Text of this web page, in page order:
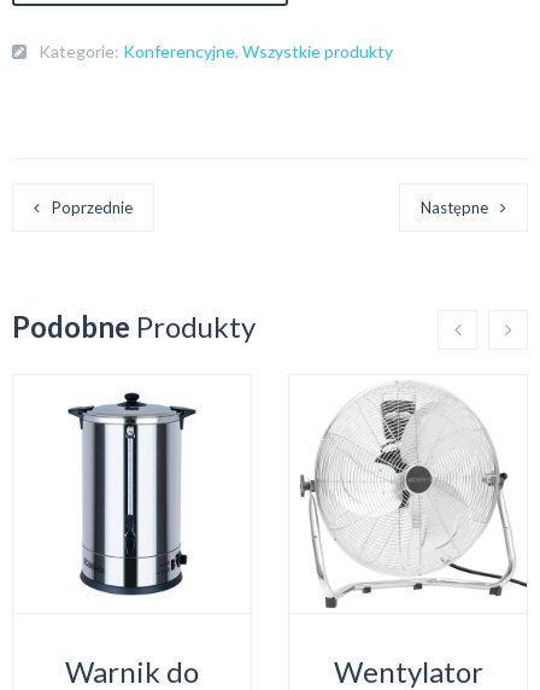
Kategorie: Konferencyjne, Wszystkie produkty
Poprzednie Następne
Podobne Produkty
Warnik do
Wentylator